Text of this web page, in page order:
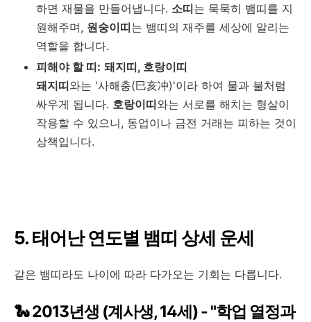
하면 재물을 만들어냅니다. 소띠는 묵묵히 뱀띠를 지
원해주며, 원숭이띠는 뱀띠의 재주를 세상에 알리는
역할을 합니다.
피해야 할 띠: 돼지띠, 호랑이띠
돼지띠와는 '사해충(巳亥冲)'이라 하여 물과 불처럼
싸우게 됩니다. 호랑이띠와는 서로를 해치는 형살이
작용할 수 있으니, 동업이나 금전 거래는 피하는 것이
상책입니다.
5. 태어난 연도별 뱀띠 상세 운세
같은 뱀띠라도 나이에 따라 다가오는 기회는 다릅니다.
🐍 2013년생 (계사생, 14세) - "학업 열정과